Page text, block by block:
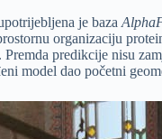
je baza
organizaciju
predikcije nisu
model dao početni